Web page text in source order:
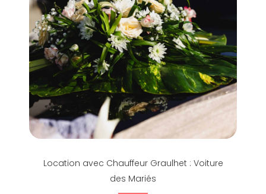
Location avec Chauffeur Graulhet : Voiture
des Mariés